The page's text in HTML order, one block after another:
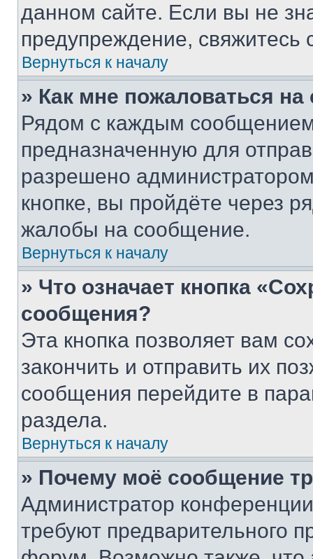
данном сайте. Если вы не
предупреждение,
Вернуться к началу
» Как мне пожаловаться
Рядом с каждым сообщением
предназначенную для
разрешено
кнопке, вы пройдёте через
жалобы на сообщение.
Вернуться к началу
» Что означает кнопка
сообщения?
Эта кнопка позволяет вам
закончить и отправить их
сообщения перейдите в
раздела.
Вернуться к началу
» Почему моё сообщение
Администратор
требуют предварительного